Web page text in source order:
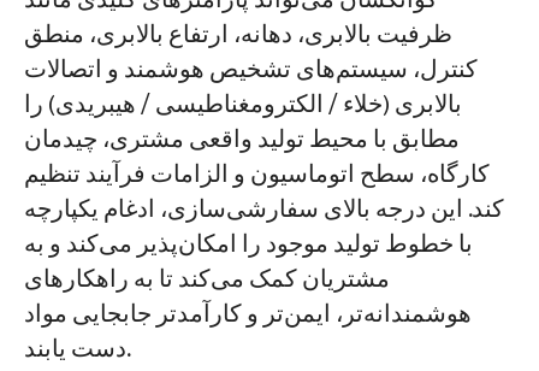
ظرفیت بالابری، دهانه، ارتفاع بالابری، منطق
کنترل، سیستم‌های تشخیص هوشمند و اتصالات
بالابری (خلاء / الکترومغناطیسی / هیبریدی) را
مطابق با محیط تولید واقعی مشتری، چیدمان
کارگاه، سطح اتوماسیون و الزامات فرآیند تنظیم
کند. این درجه بالای سفارشی‌سازی، ادغام یکپارچه
با خطوط تولید موجود را امکان‌پذیر می‌کند و به
مشتریان کمک می‌کند تا به راهکارهای
هوشمندانه‌تر، ایمن‌تر و کارآمدتر جابجایی مواد
دست یابند.